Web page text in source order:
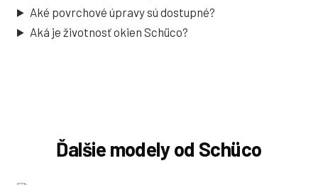
Aké povrchové úpravy sú dostupné?
Aká je životnosť okien Schüco?
Ďalšie modely od Schüco